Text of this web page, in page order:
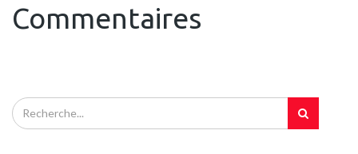
Commentaires